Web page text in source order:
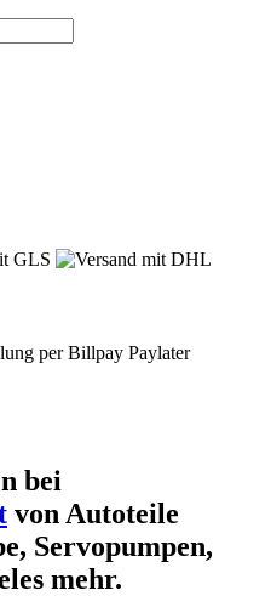
bei
von Autoteile
Servopumpen,
mehr.